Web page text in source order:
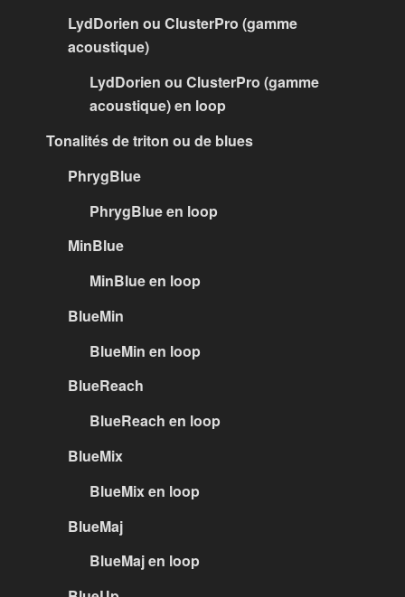
LydDorien ou ClusterPro (gamme
acoustique)
LydDorien ou ClusterPro (gamme
acoustique) en loop
Tonalités de triton ou de blues
PhrygBlue
PhrygBlue en loop
MinBlue
MinBlue en loop
BlueMin
BlueMin en loop
BlueReach
BlueReach en loop
BlueMix
BlueMix en loop
BlueMaj
BlueMaj en loop